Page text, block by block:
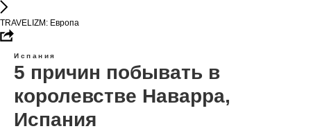
TRAVELIZM: Европа
Испания
5 причин побывать в
королевстве Наварра,
Испания